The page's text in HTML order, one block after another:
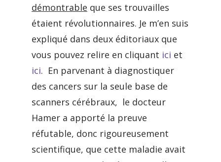
démontrable que ses trouvailles
étaient révolutionnaires. Je m’en suis
expliqué dans deux éditoriaux que
vous pouvez relire en cliquant ici et
ici. En parvenant à diagnostiquer
des cancers sur la seule base de
scanners cérébraux, le docteur
Hamer a apporté la preuve
réfutable, donc rigoureusement
scientifique, que cette maladie avait